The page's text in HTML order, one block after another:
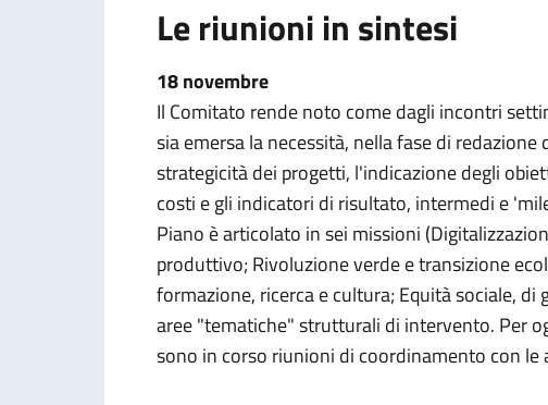
Le riunioni in sintesi
18 novembre
Il Comitato rende noto come dagli incontri
sia emersa la necessità, nella fase di
strategicità dei progetti, l'indicazione degli
costi e gli indicatori di risultato, intermedi e
Piano è articolato in sei missioni
produttivo; Rivoluzione verde e transizione
formazione, ricerca e cultura; Equità sociale,
aree "tematiche" strutturali di intervento. Per
sono in corso riunioni di coordinamento con